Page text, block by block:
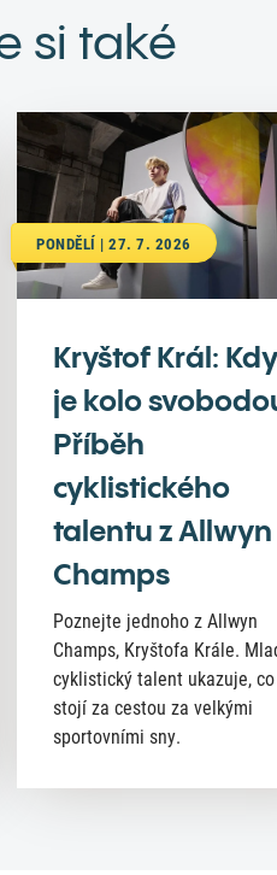
si také
PONDĚLÍ | 27. 7. 2026
Kryštof Král:
je kolo
Příběh
cyklistického
talentu z Allwyn
Champs
Poznejte jednoho z Allwyn
Champs, Kryštofa Krále.
cyklistický talent ukazuje, co
stojí za cestou za velkými
sportovními sny.